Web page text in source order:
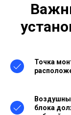
Точка
блока